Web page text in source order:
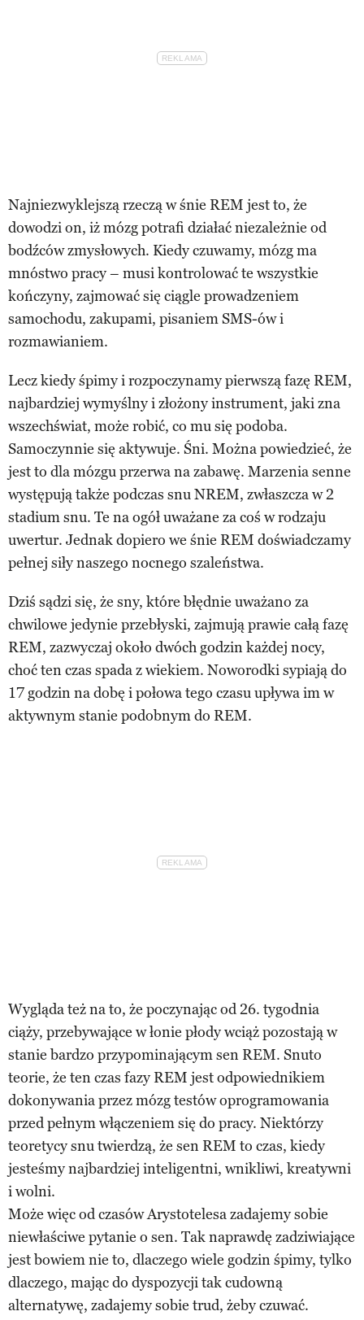
Najniezwyklejszą rzeczą w śnie REM jest to, że
dowodzi on, iż mózg potrafi działać niezależnie od
bodźców zmysłowych. Kiedy czuwamy, mózg ma
mnóstwo pracy – musi kontrolować te wszystkie
kończyny, zajmować się ciągle prowadzeniem
samochodu, zakupami, pisaniem SMS-ów i
rozmawianiem.
Lecz kiedy śpimy i rozpoczynamy pierwszą fazę REM,
najbardziej wymyślny i złożony instrument, jaki zna
wszechświat, może robić, co mu się podoba.
Samoczynnie się aktywuje. Śni. Można powiedzieć, że
jest to dla mózgu przerwa na zabawę. Marzenia senne
występują także podczas snu NREM, zwłaszcza w 2
stadium snu. Te na ogół uważane za coś w rodzaju
uwertur. Jednak dopiero we śnie REM doświadczamy
pełnej siły naszego nocnego szaleństwa.
Dziś sądzi się, że sny, które błędnie uważano za
chwilowe jedynie przebłyski, zajmują prawie całą fazę
REM, zazwyczaj około dwóch godzin każdej nocy,
choć ten czas spada z wiekiem. Noworodki sypiają do
17 godzin na dobę i połowa tego czasu upływa im w
aktywnym stanie podobnym do REM.
Wygląda też na to, że poczynając od 26. tygodnia
ciąży, przebywające w łonie płody wciąż pozostają w
stanie bardzo przypominającym sen REM. Snuto
teorie, że ten czas fazy REM jest odpowiednikiem
dokonywania przez mózg testów oprogramowania
przed pełnym włączeniem się do pracy. Niektórzy
teoretycy snu twierdzą, że sen REM to czas, kiedy
jesteśmy najbardziej inteligentni, wnikliwi, kreatywni
i wolni.
Może więc od czasów Arystotelesa zadajemy sobie
niewłaściwe pytanie o sen. Tak naprawdę zadziwiające
jest bowiem nie to, dlaczego wiele godzin śpimy, tylko
dlaczego, mając do dyspozycji tak cudowną
alternatywę, zadajemy sobie trud, żeby czuwać.